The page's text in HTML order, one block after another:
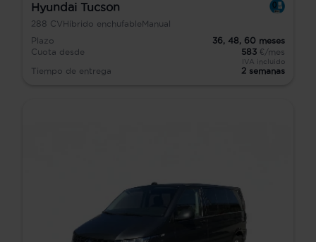
Hyundai Tucson
288 CV Híbrido enchufable Manual
Plazo
36, 48, 60 meses
Cuota desde
583 €/mes
IVA incluido
Tiempo de entrega 2 semanas